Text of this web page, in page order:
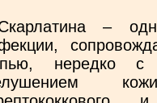
–
нередко с